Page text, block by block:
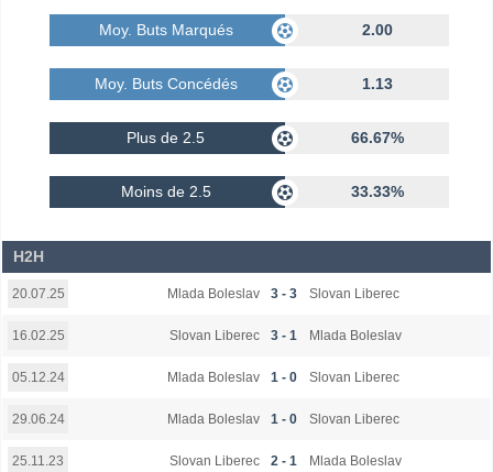
Moy. Buts Marqués 2.00
Moy. Buts Concédés 1.13
Plus de 2.5 66.67%
Moins de 2.5 33.33%
H2H
20.07.25 Mlada Boleslav 3 - 3 Slovan Liberec
16.02.25 Slovan Liberec 3 - 1 Mlada Boleslav
05.12.24 Mlada Boleslav 1 - 0 Slovan Liberec
29.06.24 Mlada Boleslav 1 - 0 Slovan Liberec
25.11.23 Slovan Liberec 2 - 1 Mlada Boleslav